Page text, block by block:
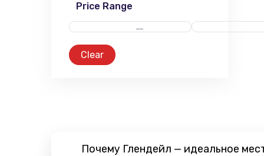
Price Range
Clear
Почему Глендейл — идеальное